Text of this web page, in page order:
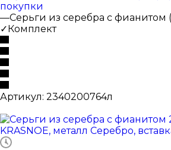
покупки
—Серьги из серебра с фианитом
✓Комплект
Артикул: 2340200764л